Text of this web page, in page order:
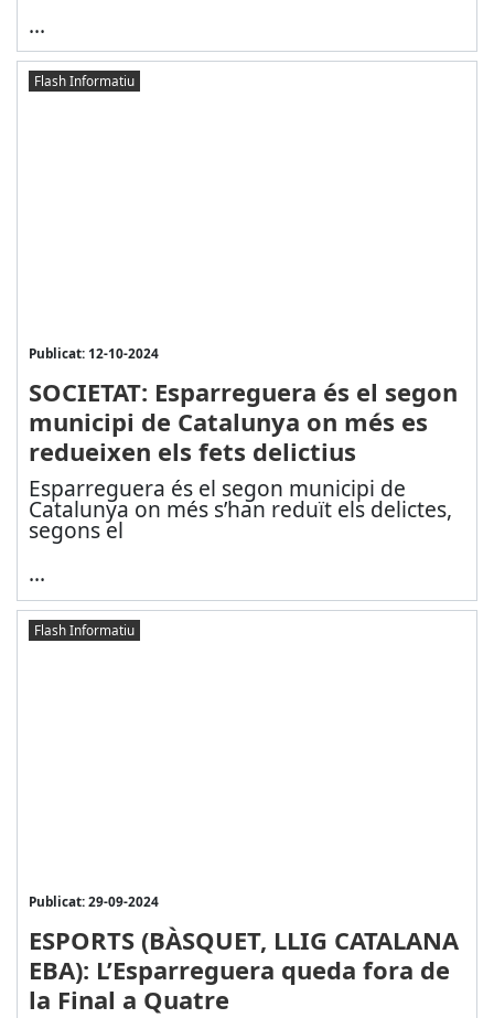
...
Flash Informatiu
Publicat: 12-10-2024
SOCIETAT: Esparreguera és el segon
municipi de Catalunya on més es
redueixen els fets delictius
Esparreguera és el segon municipi de
Catalunya on més s’han reduït els delictes,
segons el
...
Flash Informatiu
Publicat: 29-09-2024
ESPORTS (BÀSQUET, LLIG CATALANA
EBA): L’Esparreguera queda fora de
la Final a Quatre